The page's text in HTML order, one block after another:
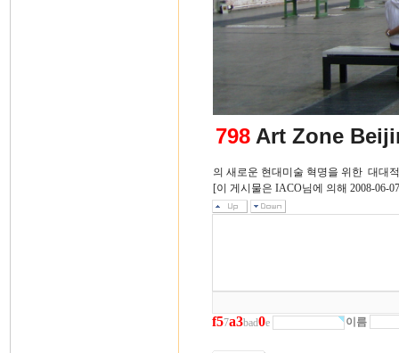
798Art Zone
의 새로운 현대미술 혁명을 위한 대대
[이 게시물은 IACO님에 의해 2008-06-
f57a3bad0e 이름